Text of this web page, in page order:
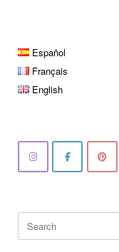
Español
Français
English
for: